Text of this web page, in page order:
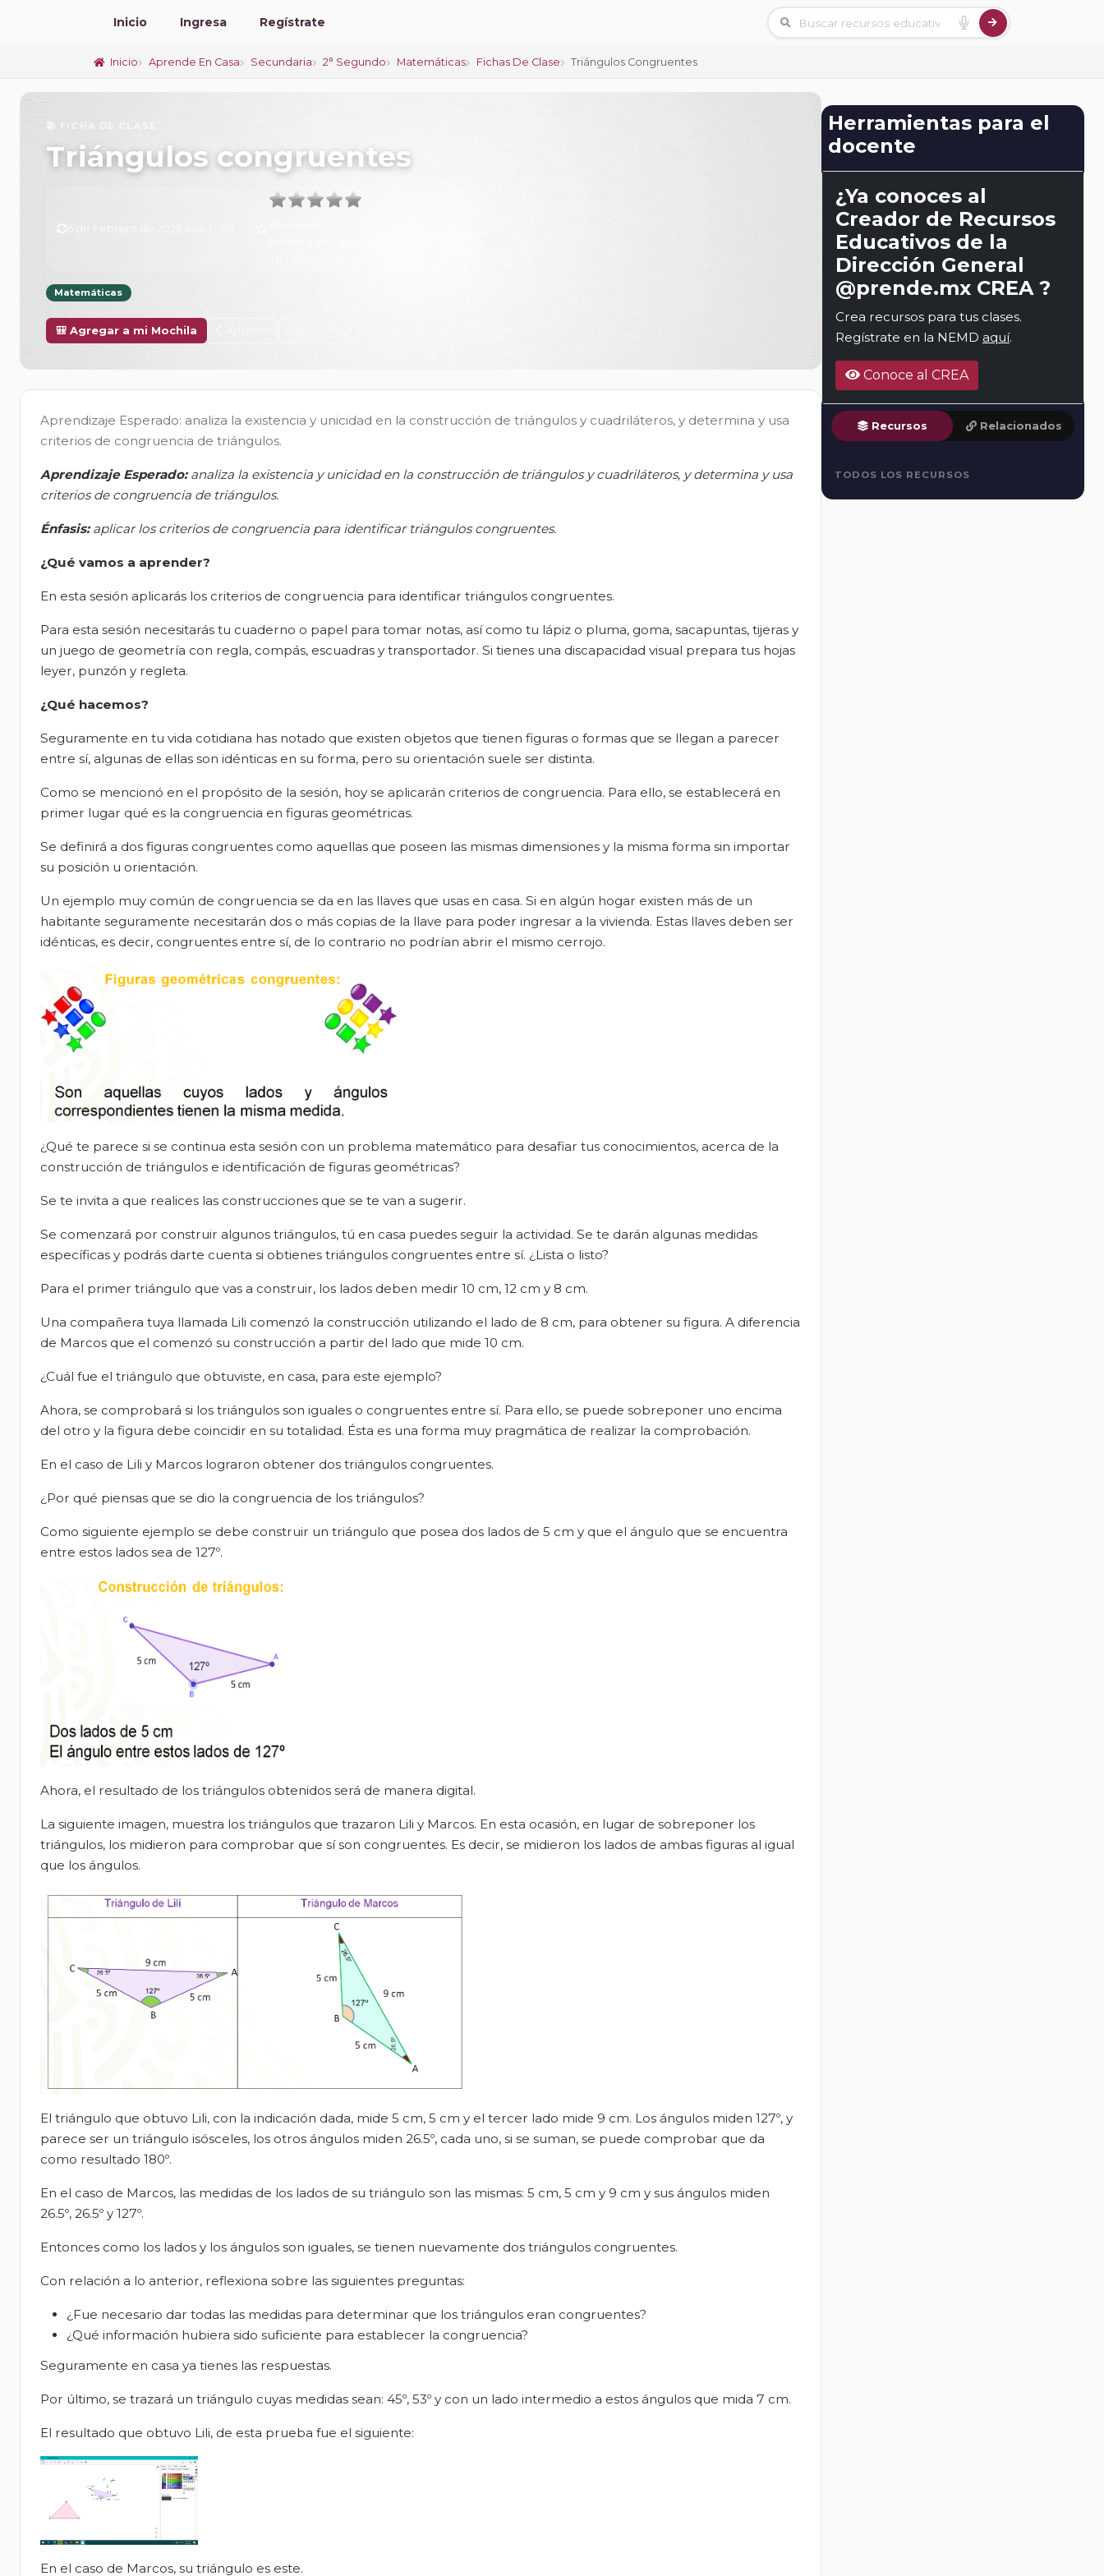
Inicio Ingresa Regístrate
Inicio Aprende En Casa Secundaria 2° Segundo Matemáticas Fichas De Clase Triángulos Congruentes
📚 FICHA DE CLASE
Triángulos congruentes
Matemáticas
🎒 Agregar a mi Mochila
Aprendizaje Esperado: analiza la existencia y unicidad en la construcción de triángulos y cuadriláteros, y determina y usa
criterios de congruencia de triángulos.
Aprendizaje Esperado:analiza la existencia y unicidad en la construcción de triángulos y cuadriláteros, y determina y usa
criterios de congruencia de triángulos.
Énfasis: aplicar los criterios de congruencia para identificar triángulos congruentes.
¿Qué vamos a aprender?
En esta sesión aplicarás los criterios de congruencia para identificar triángulos congruentes.
Para esta sesión necesitarás tu cuaderno o papel para tomar notas, así como tu lápiz o pluma, goma, sacapuntas, tijeras y
un juego de geometría con regla, compás, escuadras y transportador. Si tienes una discapacidad visual prepara tus hojas
leyer, punzón y regleta.
¿Qué hacemos?
Seguramente en tu vida cotidiana has notado que existen objetos que tienen figuras o formas que se llegan a parecer
entre sí, algunas de ellas son idénticas en su forma, pero su orientación suele ser distinta.
Como se mencionó en el propósito de la sesión, hoy se aplicarán criterios de congruencia. Para ello, se establecerá en
primer lugar qué es la congruencia en figuras geométricas.
Se definirá a dos figuras congruentes como aquellas que poseen las mismas dimensiones y la misma forma sin importar
su posición u orientación.
Un ejemplo muy común de congruencia se da en las llaves que usas en casa. Si en algún hogar existen más de un
habitante seguramente necesitarán dos o más copias de la llave para poder ingresar a la vivienda. Estas llaves deben ser
idénticas, es decir, congruentes entre sí, de lo contrario no podrían abrir el mismo cerrojo.
¿Qué te parece si se continua esta sesión con un problema matemático para desafiar tus conocimientos, acerca de la
construcción de triángulos e identificación de figuras geométricas?
Se te invita a que realices las construcciones que se te van a sugerir.
Se comenzará por construir algunos triángulos, tú en casa puedes seguir la actividad. Se te darán algunas medidas
específicas y podrás darte cuenta si obtienes triángulos congruentes entre sí. ¿Lista o listo?
Para el primer triángulo que vas a construir, los lados deben medir 10 cm, 12 cm y 8 cm.
Una compañera tuya llamada Lili comenzó la construcción utilizando el lado de 8 cm, para obtener su figura. A diferencia
de Marcos que el comenzó su construcción a partir del lado que mide 10 cm.
¿Cuál fue el triángulo que obtuviste, en casa, para este ejemplo?
Ahora, se comprobará si los triángulos son iguales o congruentes entre sí. Para ello, se puede sobreponer uno encima
del otro y la figura debe coincidir en su totalidad. Ésta es una forma muy pragmática de realizar la comprobación.
En el caso de Lili y Marcos lograron obtener dos triángulos congruentes.
¿Por qué piensas que se dio la congruencia de los triángulos?
Como siguiente ejemplo se debe construir un triángulo que posea dos lados de 5 cm y que el ángulo que se encuentra
entre estos lados sea de 127º.
Ahora, el resultado de los triángulos obtenidos será de manera digital.
La siguiente imagen, muestra los triángulos que trazaron Lili y Marcos. En esta ocasión, en lugar de sobreponer los
triángulos, los midieron para comprobar que sí son congruentes. Es decir, se midieron los lados de ambas figuras al igual
que los ángulos.
El triángulo que obtuvo Lili, con la indicación dada, mide 5 cm, 5 cm y el tercer lado mide 9 cm. Los ángulos miden 127º, y
parece ser un triángulo isósceles, los otros ángulos miden 26.5º, cada uno, si se suman, se puede comprobar que da
como resultado 180º.
En el caso de Marcos, las medidas de los lados de su triángulo son las mismas: 5 cm, 5 cm y 9 cm y sus ángulos miden
26.5º, 26.5º y 127º.
Entonces como los lados y los ángulos son iguales, se tienen nuevamente dos triángulos congruentes.
Con relación a lo anterior, reflexiona sobre las siguientes preguntas:
¿Fue necesario dar todas las medidas para determinar que los triángulos eran congruentes?
¿Qué información hubiera sido suficiente para establecer la congruencia?
Seguramente en casa ya tienes las respuestas.
Por último, se trazará un triángulo cuyas medidas sean: 45º, 53º y con un lado intermedio a estos ángulos que mida 7 cm.
El resultado que obtuvo Lili, de esta prueba fue el siguiente:
En el caso de Marcos, su triángulo es este.
Herramientas para el
docente
¿Ya conoces al
Creador de Recursos
Educativos de la
Dirección General
@prende.mx CREA ?
Crea recursos para tus clases.
Regístrate en la NEMD aquí.
Conoce al CREA
Recursos Relacionados
TODOS LOS RECURSOS